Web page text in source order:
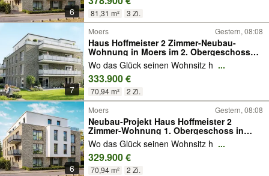
6 81,31 m² 3 Zi.
7
Moers Gestern, 08:08
Haus Hoffmeister 2 Zimmer-Neubau-
Wohnung in Moers im 2. Obergeschoss
mit großem Aufzug und Garage
Wo das Glück seinen Wohnsitz h ...
333.900 €
70,94 m² 2 Zi.
6
Moers Gestern, 08:08
Neubau-Projekt Haus Hoffmeister 2
Zimmer-Wohnung 1. Obergeschoss in
Moers mit Balkon
Wo das Glück seinen Wohnsitz h ...
329.900 €
70,94 m² 2 Zi.